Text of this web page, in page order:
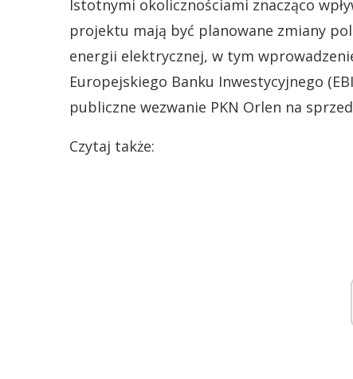
Istotnymi okolicznościami znacząco
projektu mają być planowane zmiany
energii elektrycznej, w tym
Europejskiego Banku Inwestycyjnego
publiczne wezwanie PKN Orlen na
Czytaj także: